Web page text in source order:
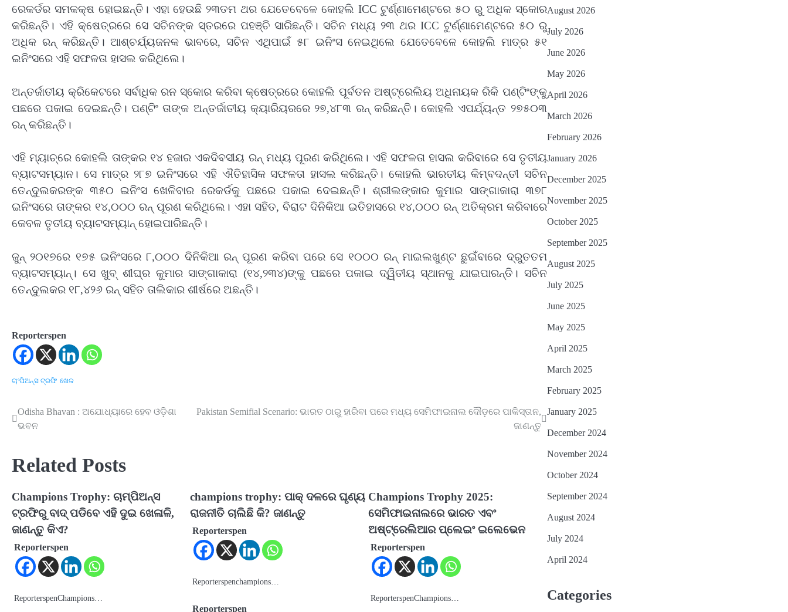
ରେକର୍ଡର ସମକକ୍ଷ ହୋଇଛନ୍ତି। ଏହା ହେଉଛି ୨୩ତମ ଥର ଯେତେବେଳେ କୋହଲି ICC ଟୁର୍ଣ୍ଣାମେଣ୍ଟରେ ୫୦ ରୁ ଅଧିକ ସ୍କୋର
କରିଛନ୍ତି। ଏହି କ୍ଷେତ୍ରରେ ସେ ସଚିନଙ୍କ ସ୍ତରରେ ପହଞ୍ଚି ସାରିଛନ୍ତି। ସଚିନ ମଧ୍ୟ ୨୩ ଥର ICC ଟୁର୍ଣ୍ଣାମେଣ୍ଟରେ ୫୦ ରୁ
ଅଧିକ ରନ୍ କରିଛନ୍ତି। ଆଶ୍ଚର୍ଯ୍ୟଜନକ ଭାବରେ, ସଚିନ ଏଥିପାଇଁ ୫୮ ଇନିଂସ ନେଇଥିଲେ ଯେତେବେଳେ କୋହଲି ମାତ୍ର ୫୧
ଇନିଂସରେ ଏହି ସଫଳତା ହାସଲ କରିଥିଲେ।
ଅନ୍ତର୍ଜାତୀୟ କ୍ରିକେଟରେ ସର୍ବାଧିକ ରନ ସ୍କୋର କରିବା କ୍ଷେତ୍ରରେ କୋହଲି ପୂର୍ବତନ ଅଷ୍ଟ୍ରେଲିୟ ଅଧିନାୟକ ରିକି ପଣ୍ଟିଂଙ୍କୁ
ପଛରେ ପକାଇ ଦେଇଛନ୍ତି। ପଣ୍ଟିଂ ତାଙ୍କ ଅନ୍ତର୍ଜାତୀୟ କ୍ୟାରିୟରରେ ୨୭,୪୮୩ ରନ୍ କରିଛନ୍ତି। କୋହଲି ଏପର୍ଯ୍ୟନ୍ତ ୨୭୫୦୩
ରନ୍ କରିଛନ୍ତି।
ଏହି ମ୍ୟାଚ୍‌ରେ କୋହଲି ତାଙ୍କର ୧୪ ହଜାର ଏକଦିବସୀୟ ରନ୍ ମଧ୍ୟ ପୂରଣ କରିଥିଲେ। ଏହି ସଫଳତା ହାସଲ କରିବାରେ ସେ ତୃତୀୟ
ବ୍ୟାଟସମ୍ୟାନ। ସେ ମାତ୍ର ୨୮୭ ଇନିଂସରେ ଏହି ଐତିହାସିକ ସଫଳତା ହାସଲ କରିଛନ୍ତି। କୋହଲି ଭାରତୀୟ କିମ୍ବଦନ୍ତୀ ସଚିନ
ତେନ୍ଦୁଲକରଙ୍କ ୩୫୦ ଇନିଂସ ଖେଳିବାର ରେକର୍ଡକୁ ପଛରେ ପକାଇ ଦେଇଛନ୍ତି। ଶ୍ରୀଲଙ୍କାର କୁମାର ସାଙ୍ଗାକାରା ୩୭୮
ଇନିଂସରେ ତାଙ୍କର ୧୪,୦୦୦ ରନ୍ ପୂରଣ କରିଥିଲେ। ଏହା ସହିତ, ବିରାଟ ଦିନିକିଆ ଇତିହାସରେ ୧୪,୦୦୦ ରନ୍ ଅତିକ୍ରମ କରିବାରେ
କେବଳ ତୃତୀୟ ବ୍ୟାଟସମ୍ୟାନ୍ ହୋଇପାରିଛନ୍ତି।
ଜୁନ୍ ୨୦୧୭ରେ ୧୭୫ ଇନିଂସରେ ୮,୦୦୦ ଦିନିକିଆ ରନ୍ ପୂରଣ କରିବା ପରେ ସେ ୧୦୦୦ ରନ୍ ମାଇଲଖୁଣ୍ଟ ଛୁଇଁବାରେ ଦ୍ରୁତତମ
ବ୍ୟାଟସମ୍ୟାନ୍। ସେ ଖୁବ୍ ଶୀଘ୍ର କୁମାର ସାଙ୍ଗାକାରା (୧୪,୨୩୪)ଙ୍କୁ ପଛରେ ପକାଇ ଦ୍ୱିତୀୟ ସ୍ଥାନକୁ ଯାଇପାରନ୍ତି। ସଚିନ
ତେନ୍ଦୁଲକର ୧୮,୪୨୬ ରନ୍ ସହିତ ତାଲିକାର ଶୀର୍ଷରେ ଅଛନ୍ତି।
Reporterspen
ଚାଂପିଅନ୍ସ ଟ୍ରଫି ଖେଳ
Post
Odisha Bhavan : ଅଯୋଧ୍ୟାରେ ହେବ ଓଡ଼ିଶା
ଭବନ
Pakistan Semifial Scenario: ଭାରତ ଠାରୁ ହାରିବା ପରେ ମଧ୍ୟ ସେମିଫାଇନାଲ ଦୌଡ଼ରେ ପାକିସ୍ତାନ,
ଜାଣନ୍ତୁ
Related Posts
Champions Trophy: ଚାମ୍ପିଅନ୍ସ
ଟ୍ରଫିରୁ ବାଦ୍ ପଡିବେ ଏହି ଦୁଇ ଖେଳାଳି,
ଜାଣନ୍ତୁ କିଏ?
Reporterspen
ReporterspenChampions…
champions trophy: ପାକ୍ ଦଳରେ ଘୃଣ୍ୟ
ରାଜନୀତି ଚାଲିଛି କି? ଜାଣନ୍ତୁ
Reporterspen
Reporterspenchampions…
Reporterspen
Champions Trophy 2025:
ସେମିଫାଇନାଲରେ ଭାରତ ଏବଂ
ଅଷ୍ଟ୍ରେଲିଆର ପ୍ଲେଇଂ ଇଲେଭେନ
Reporterspen
ReporterspenChampions…
August 2026
July 2026
June 2026
May 2026
April 2026
March 2026
February 2026
January 2026
December 2025
November 2025
October 2025
September 2025
August 2025
July 2025
June 2025
May 2025
April 2025
March 2025
February 2025
January 2025
December 2024
November 2024
October 2024
September 2024
August 2024
July 2024
April 2024
Categories